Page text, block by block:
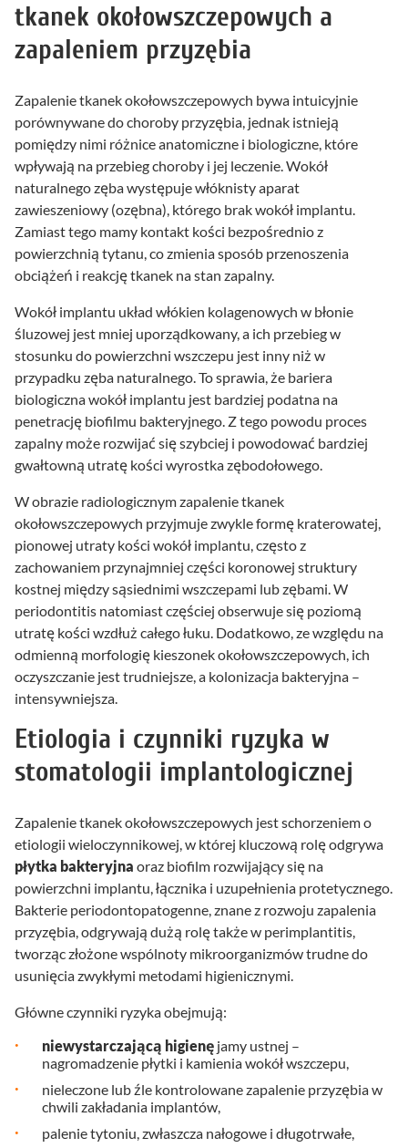
tkanek okołowszczepowych a
zapaleniem przyzębia
Zapalenie tkanek okołowszczepowych bywa intuicyjnie
porównywane do choroby przyzębia, jednak istnieją
pomiędzy nimi różnice anatomiczne i biologiczne, które
wpływają na przebieg choroby i jej leczenie. Wokół
naturalnego zęba występuje włóknisty aparat
zawieszeniowy (ozębna), którego brak wokół implantu.
Zamiast tego mamy kontakt kości bezpośrednio z
powierzchnią tytanu, co zmienia sposób przenoszenia
obciążeń i reakcję tkanek na stan zapalny.
Wokół implantu układ włókien kolagenowych w błonie
śluzowej jest mniej uporządkowany, a ich przebieg w
stosunku do powierzchni wszczepu jest inny niż w
przypadku zęba naturalnego. To sprawia, że bariera
biologiczna wokół implantu jest bardziej podatna na
penetrację biofilmu bakteryjnego. Z tego powodu proces
zapalny może rozwijać się szybciej i powodować bardziej
gwałtowną utratę kości wyrostka zębodołowego.
W obrazie radiologicznym zapalenie tkanek
okołowszczepowych przyjmuje zwykle formę kraterowatej,
pionowej utraty kości wokół implantu, często z
zachowaniem przynajmniej części koronowej struktury
kostnej między sąsiednimi wszczepami lub zębami. W
periodontitis natomiast częściej obserwuje się poziomą
utratę kości wzdłuż całego łuku. Dodatkowo, ze względu na
odmienną morfologię kieszonek okołowszczepowych, ich
oczyszczanie jest trudniejsze, a kolonizacja bakteryjna –
intensywniejsza.
Etiologia i czynniki ryzyka w
stomatologii implantologicznej
Zapalenie tkanek okołowszczepowych jest schorzeniem o
etiologii wieloczynnikowej, w której kluczową rolę odgrywa
płytka bakteryjna oraz biofilm rozwijający się na
powierzchni implantu, łącznika i uzupełnienia protetycznego.
Bakterie periodontopatogenne, znane z rozwoju zapalenia
przyzębia, odgrywają dużą rolę także w perimplantitis,
tworząc złożone wspólnoty mikroorganizmów trudne do
usunięcia zwykłymi metodami higienicznymi.
Główne czynniki ryzyka obejmują:
niewystarczającą higienę jamy ustnej –
nagromadzenie płytki i kamienia wokół wszczepu,
nieleczone lub źle kontrolowane zapalenie przyzębia w
chwili zakładania implantów,
palenie tytoniu, zwłaszcza nałogowe i długotrwałe,